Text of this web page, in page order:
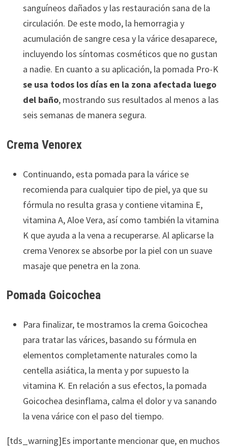
sanguíneos dañados y las restauración sana de la
circulación. De este modo, la hemorragia y
acumulación de sangre cesa y la várice desaparece,
incluyendo los síntomas cosméticos que no gustan
a nadie. En cuanto a su aplicación, la pomada Pro-K
se usa todos los días en la zona afectada luego
del baño, mostrando sus resultados al menos a las
seis semanas de manera segura.
Crema Venorex
Continuando, esta pomada para la várice se
recomienda para cualquier tipo de piel, ya que su
fórmula no resulta grasa y contiene vitamina E,
vitamina A, Aloe Vera, así como también la vitamina
K que ayuda a la vena a recuperarse. Al aplicarse la
crema Venorex se absorbe por la piel con un suave
masaje que penetra en la zona.
Pomada Goicochea
Para finalizar, te mostramos la crema Goicochea
para tratar las várices, basando su fórmula en
elementos completamente naturales como la
centella asiática, la menta y por supuesto la
vitamina K. En relación a sus efectos, la pomada
Goicochea desinflama, calma el dolor y va sanando
la vena várice con el paso del tiempo.
[tds_warning]Es importante mencionar que, en muchos